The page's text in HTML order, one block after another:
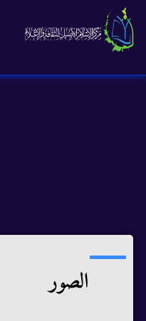
الصور